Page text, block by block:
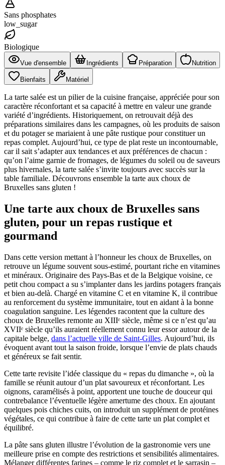
Sans phosphates
low_sugar
Biologique
Vue d'ensemble Ingrédients Préparation Nutrition
Bienfaits Matériel
La tarte salée est un pilier de la cuisine française, appréciée pour son
caractère réconfortant et sa capacité à mettre en valeur une grande
variété d’ingrédients. Historiquement, on retrouvait déjà des
préparations similaires dans les campagnes, où les produits de saison
et du potager se mariaient à une pâte rustique pour constituer un
repas complet. Aujourd’hui, ce type de plat reste un incontournable,
car il sait s’adapter aux tendances et aux préférences de chacun :
qu’on l’aime garnie de fromages, de légumes du soleil ou de saveurs
plus hivernales, la tarte salée s’invite toujours avec succès sur la
table familiale. Découvrons ensemble la tarte aux choux de
Bruxelles sans gluten !
Une tarte aux choux de Bruxelles sans
gluten, pour un repas rustique et
gourmand
Dans cette version mettant à l’honneur les choux de Bruxelles, on
retrouve un légume souvent sous-estimé, pourtant riche en vitamines
et minéraux. Originaire des Pays-Bas et de la Belgique voisine, ce
petit chou compact a su s’implanter dans les jardins potagers français
et bien au-delà. Chargé en vitamine C et en vitamine K, il contribue
au renforcement du système immunitaire, tout en aidant à la bonne
coagulation sanguine. Les légendes racontent que la culture des
choux de Bruxelles remonte au XIIIᵉ siècle, même si ce n’est qu’au
XVIIᵉ siècle qu’ils auraient réellement connu leur essor autour de la
capitale belge, dans l’actuelle ville de Saint-Gilles. Aujourd’hui, ils
évoquent avant tout la saison froide, lorsque l’envie de plats chauds
et généreux se fait sentir.
Cette tarte revisite l’idée classique du « repas du dimanche », où la
famille se réunit autour d’un plat savoureux et réconfortant. Les
oignons, caramélisés à point, apportent une touche de douceur qui
contrebalance l’éventuelle légère amertume des choux. En ajoutant
quelques pois chiches cuits, on introduit un supplément de protéines
végétales, ce qui contribue à faire de cette tarte un plat complet et
équilibré.
La pâte sans gluten illustre l’évolution de la gastronomie vers une
meilleure prise en compte des restrictions et sensibilités alimentaires.
Mélanger différentes farines – comme le riz complet et le sarrasin –